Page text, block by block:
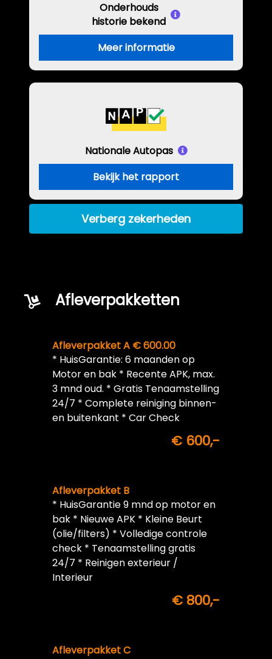
Onderhouds
historie bekend
Meer informatie
Nationale Autopas
Bekijk het rapport
Verberg zekerheden
Afleverpakketten
Afleverpakket A € 600.00
* HuisGarantie: 6 maanden op
Motor en bak * Recente APK, max.
3 mnd oud. * Gratis Tenaamstelling
24/7 * Complete reiniging binnen-
en buitenkant * Car Check
€ 600,-
Afleverpakket B
* HuisGarantie 9 mnd op motor en
bak * Nieuwe APK * Kleine Beurt
(olie/filters) * Volledige controle
check * Tenaamstelling gratis
24/7 * Reinigen exterieur /
Interieur
€ 800,-
Afleverpakket C